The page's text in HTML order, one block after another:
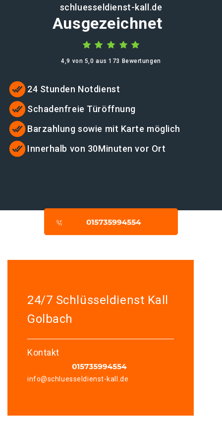
schluesseldienst-kall.de
Ausgezeichnet
4,9 von 5,0 aus 173 Bewertungen
24 Stunden Notdienst
Schadenfreie Türöffnung
Barzahlung sowie mit Karte möglich
Innerhalb von 30Minuten vor Ort
24/7 Schlüsseldienst Kall
Golbach
Kontakt
info@schluesseldienst-kall.de